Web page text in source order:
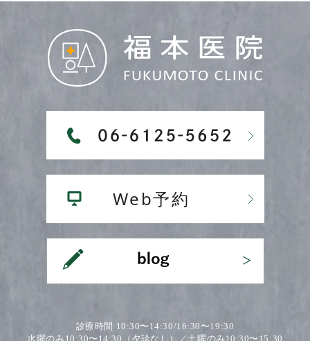
診療時間 10:30〜14:30/16:30〜19:30
水曜のみ10:30〜14:30（夕診なし）／土曜のみ10:30〜15:30